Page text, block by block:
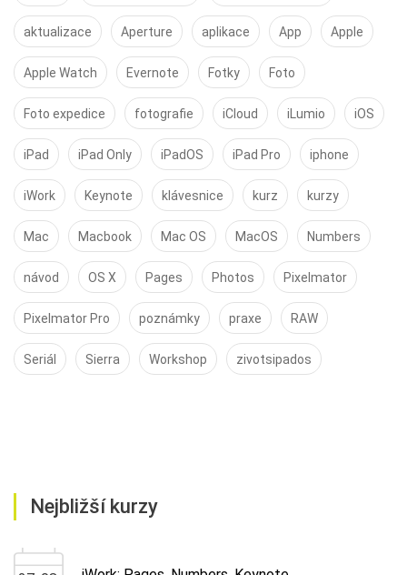
aktualizace Aperture aplikace App Apple
Apple Watch Evernote Fotky Foto
Foto expedice fotografie iCloud iLumio iOS
iPad iPad Only iPadOS iPad Pro iphone
iWork Keynote klávesnice kurz kurzy
Mac Macbook Mac OS MacOS Numbers
návod OS X Pages Photos Pixelmator
Pixelmator Pro poznámky praxe RAW
Seriál Sierra Workshop zivotsipados
Nejbližší kurzy